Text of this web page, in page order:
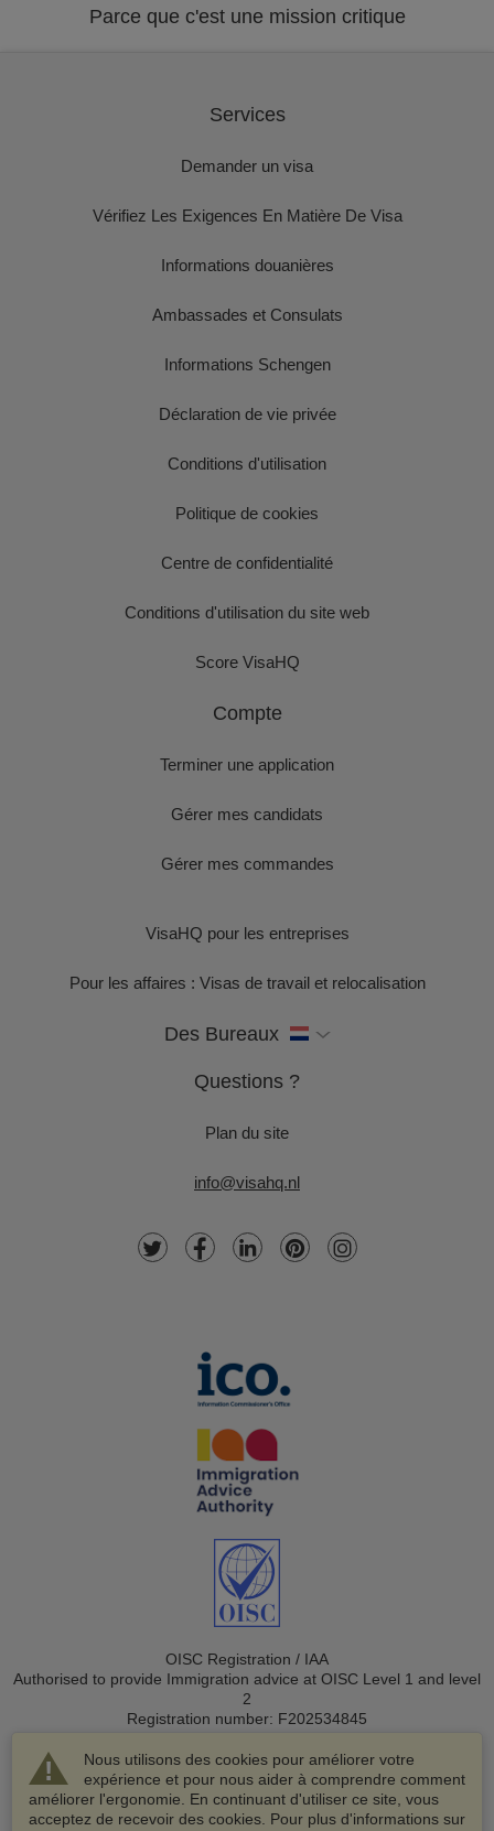
Parce que c'est une mission critique
Nous utilisons des cookies pour améliorer votre
expérience et pour nous aider à comprendre comment
améliorer l'ergonomie. En continuant d'utiliser ce site, vous
acceptez de recevoir des cookies. Pour plus d'informations sur
Services
Demander un visa
Vérifiez Les Exigences En Matière De Visa
Informations douanières
Ambassades et Consulats
Informations Schengen
Déclaration de vie privée
Conditions d'utilisation
Politique de cookies
Centre de confidentialité
Conditions d'utilisation du site web
Score VisaHQ
Compte
Terminer une application
Gérer mes candidats
Gérer mes commandes
VisaHQ pour les entreprises
Pour les affaires : Visas de travail et relocalisation
Des Bureaux
Questions ?
Plan du site
info@visahq.nl
OISC Registration / IAA
Authorised to provide Immigration advice at OISC Level 1 and level
2
Registration number: F202534845